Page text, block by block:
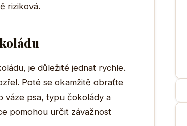
riziková.
je důležité jednat rychle.
Poté se okamžitě obraťte
váze psa, typu čokolády a
pomohou určit závažnost